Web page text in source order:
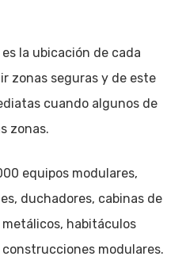
la ubicación de cada
zonas seguras y de este
cuando algunos de
zonas.
equipos modulares,
duchadores, cabinas de
habitáculos
modulares.